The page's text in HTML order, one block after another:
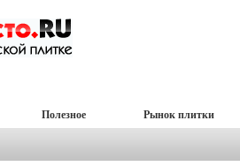
Полезное Рынок плитки